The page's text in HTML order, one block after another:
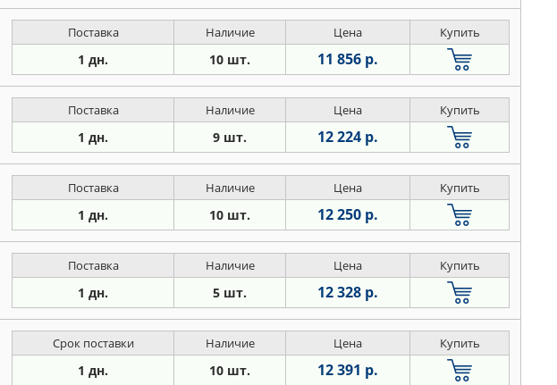
Поставка Наличие Цена Купить
1 дн. 10 шт. 11 856 р.
Поставка Наличие Цена Купить
1 дн. 9 шт. 12 224 р.
Поставка Наличие Цена Купить
1 дн. 10 шт. 12 250 р.
Поставка Наличие Цена Купить
1 дн. 5 шт. 12 328 р.
Срок поставки Наличие Цена Купить
1 дн. 10 шт. 12 391 р.